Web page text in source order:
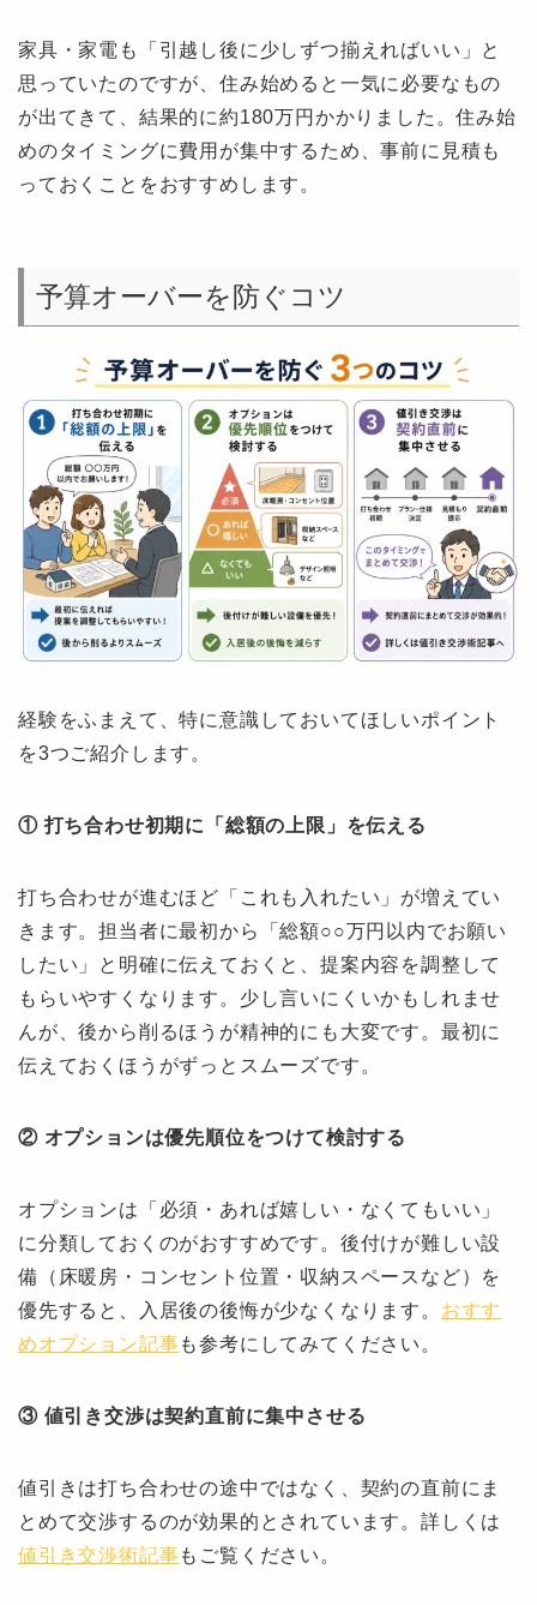
家具・家電も「引越し後に少しずつ揃えればいい」と
思っていたのですが、住み始めると一気に必要なもの
が出てきて、結果的に約180万円かかりました。住み始
めのタイミングに費用が集中するため、事前に見積も
っておくことをおすすめします。
予算オーバーを防ぐコツ
経験をふまえて、特に意識しておいてほしいポイント
を3つご紹介します。
① 打ち合わせ初期に「総額の上限」を伝える
打ち合わせが進むほど「これも入れたい」が増えてい
きます。担当者に最初から「総額○○万円以内でお願い
したい」と明確に伝えておくと、提案内容を調整して
もらいやすくなります。少し言いにくいかもしれませ
んが、後から削るほうが精神的にも大変です。最初に
伝えておくほうがずっとスムーズです。
② オプションは優先順位をつけて検討する
オプションは「必須・あれば嬉しい・なくてもいい」
に分類しておくのがおすすめです。後付けが難しい設
備（床暖房・コンセント位置・収納スペースなど）を
優先すると、入居後の後悔が少なくなります。 おすす
めオプション記事も参考にしてみてください。
③ 値引き交渉は契約直前に集中させる
値引きは打ち合わせの途中ではなく、契約の直前にま
とめて交渉するのが効果的とされています。詳しくは
値引き交渉術記事もご覧ください。